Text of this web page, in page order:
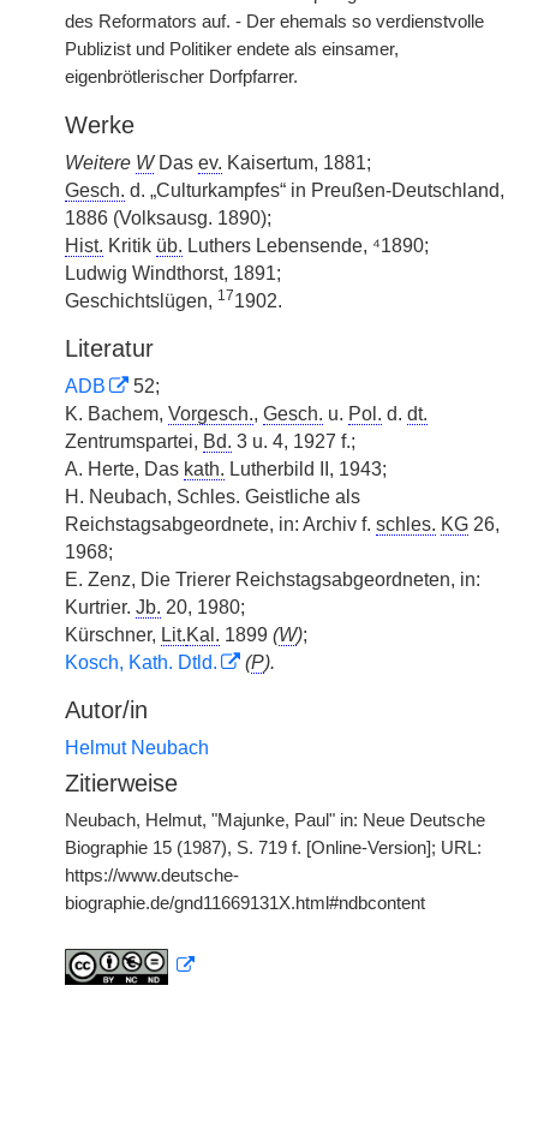
des Reformators auf. - Der ehemals so verdienstvolle
Publizist und Politiker endete als einsamer,
eigenbrötlerischer Dorfpfarrer.
Werke
Weitere WDas ev. Kaisertum, 1881;
Gesch. d. „Culturkampfes“ in Preußen-Deutschland,
1886 (Volksausg. 1890);
Hist. Kritik üb. Luthers Lebensende, ⁴1890;
Ludwig Windthorst, 1891;
Geschichtslügen, 171902.
Literatur
ADB
52;
K. Bachem, Vorgesch., Gesch. u. Pol. d. dt.
Zentrumspartei, Bd. 3 u. 4, 1927 f.;
A. Herte, Das kath. Lutherbild II, 1943;
H. Neubach, Schles. Geistliche als
Reichstagsabgeordnete, in: Archiv f. schles. KG 26,
1968;
E. Zenz, Die Trierer Reichstagsabgeordneten, in:
Kurtrier. Jb. 20, 1980;
Kürschner, Lit.Kal. 1899 (W);
Kosch, Kath. Dtld.
(P).
Autor/in
Helmut Neubach
Zitierweise
Neubach, Helmut, "Majunke, Paul" in: Neue Deutsche
Biographie 15 (1987), S. 719 f. [Online-Version]; URL:
https://www.deutsche-
biographie.de/gnd11669131X.html#ndbcontent